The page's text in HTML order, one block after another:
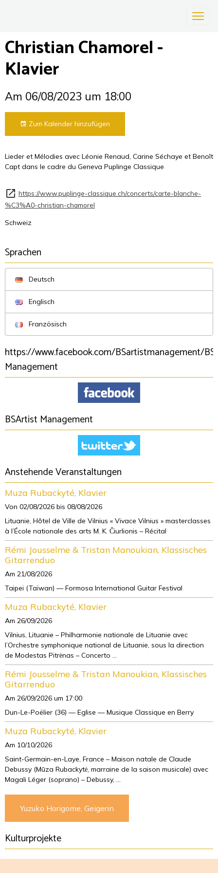
Christian Chamorel -
Klavier
Am 06/08/2023 um 18:00
Zum Kalender hinzufügen
Lieder et Mélodies avec Léonie Renaud, Carine Séchaye et Benoît
Capt dans le cadre du Geneva Puplinge Classique
https://www.puplinge-classique.ch/concerts/carte-blanche-
%C3%A0-christian-chamorel
Schweiz
Sprachen
Deutsch
Englisch
Französisch
https://www.facebook.com/BSartistmanagement/
Management
BSArtist Management
Anstehende Veranstaltungen
Muza Rubackyté, Klavier
Von 02/08/2026 bis 08/08/2026
Lituanie, Hôtel de Ville de Vilnius « Vivace Vilnius » masterclasses
à l’École nationale des arts M. K. Čiurlionis – Récital
Rémi Jousselme & Tristan Manoukian, Klassisches
Gitarrenduo
Am 21/08/2026
Taipei (Taïwan) — Formosa International Guitar Festival
Muza Rubackyté, Klavier
Am 26/09/2026
Vilnius, Lituanie – Philharmonie nationale de Lituanie avec
l’Orchestre symphonique national de Lituanie, sous la direction
de Modestas Pitrėnas – Concerto ...
Rémi Jousselme & Tristan Manoukian, Klassisches
Gitarrenduo
Am 26/09/2026 um 17:00
Dun-Le-Poëlier (36) — Eglise — Musique Classique en Berry
Muza Rubackyté, Klavier
Am 10/10/2026
Saint-Germain-en-Laye, France – Maison natale de Claude
Debussy (Mūza Rubackytė, marraine de la saison musicale) avec
Magali Léger (soprano) – Debussy, ...
Yuzuko Horigome, Geigerin
Kulturprojekte